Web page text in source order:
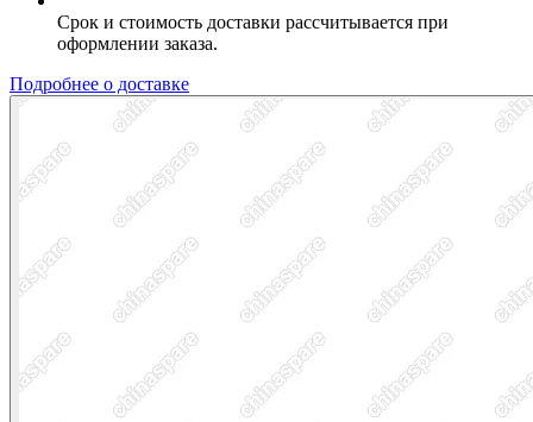
Срок и стоимость доставки рассчитывается при
оформлении заказа.
Подробнее о доставке